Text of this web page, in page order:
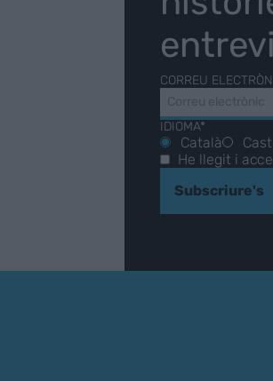
CORREU
IDIOMA*
Català
He llegit i
Subscriure's